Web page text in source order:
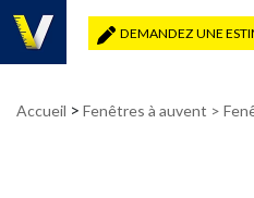
DEMANDEZ UNE
Accueil > Fenêtres à auvent >